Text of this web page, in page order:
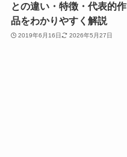
との違い・特徴・代表的作
品をわかりやすく解説
2019年6月16日 2026年5月27日